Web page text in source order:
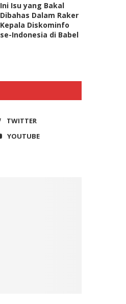
Ini Isu yang Bakal
Dibahas Dalam Raker
Kepala Diskominfo
se-Indonesia di Babel
TWITTER
YOUTUBE